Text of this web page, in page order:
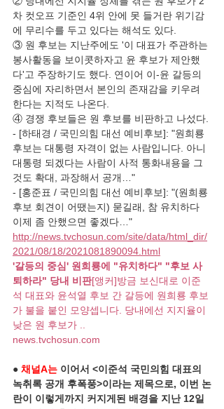
차 컷오프 기준인 4위 안에 못 들거란 위기감
에 무리수를 두고 있다는 해석도 있다.
③ 원 후보는 지난주에도 '이 대표가 주관하는
봉사활동을 보이콧하자고 윤 후보가 제안했
다'고 주장하기도 했다. 연이어 이-윤 갈등의
중심에 자리하면서 본인의 존재감을 키우려
한다는 지적도 나온다.
④ 경쟁 후보들은 원 후보를 비판하고 나섰다.
- [하태경 / 국민의힘 대선 예비후보]: "원희룡
후보는 대통령 자격이 없는 사람입니다. 아니
대통령 되겠다는 사람이 사적 통화내용을 그
것도 확대, 과장해서 공개…"
- [홍준표 / 국민의힘 대선 예비후보]: "(원희룡
후보 회견이 어땠는지) 묻길래, 참 유치하다
이제 좀 안했으면 좋겠다…"
http://news.tvchosun.com/site/data/html_dir/
2021/08/18/2021081890094.html
'갈등의 중심' 원희룡에 "유치하다" "후보 사
퇴하라" 당내 비판[앵커]방금 보신대로 이준
석 대표와 윤석열 후보 간 갈등에 원희룡 후보
가 불을 붙인 모양셉니다. 당내에선 지지율이
낮은 원 후보가 ..
news.tvchosun.com
● 채널A는 이어서 <이준석 국민의힘 대표의
녹취록 공개 후폭풍>이라는 제목으로, 이번 논
란이 이렇게까지 커지게된 배경을 지난 12일